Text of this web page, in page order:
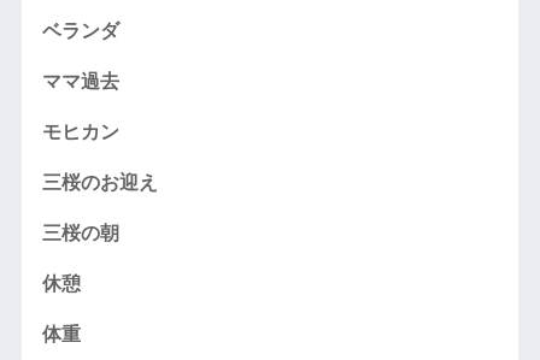
ベランダ
ママ過去
モヒカン
三桜のお迎え
三桜の朝
休憩
体重